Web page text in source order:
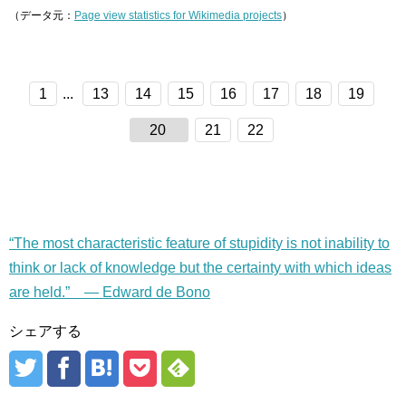
（データ元： Page view statistics for Wikimedia projects）
1 ... 13 14 15 16 17 18 19
20 21 22
“The most characteristic feature of stupidity is not inability to
think or lack of knowledge but the certainty with which ideas
are held.” — Edward de Bono
シェアする